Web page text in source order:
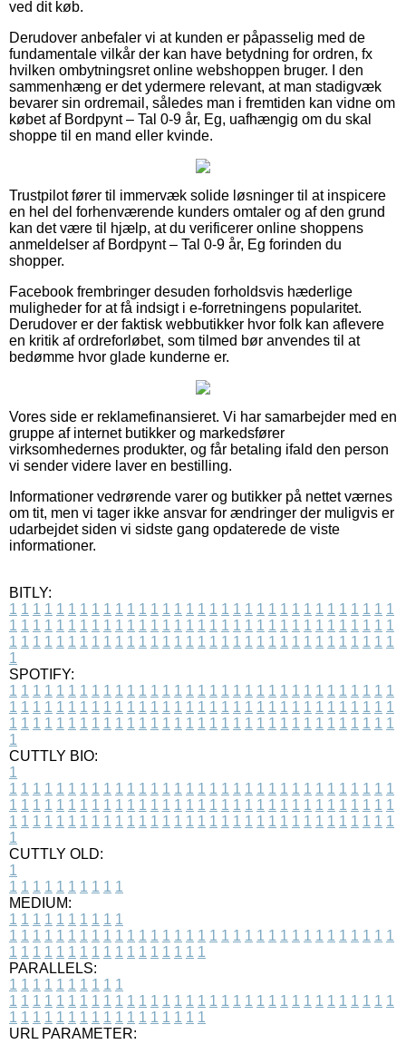
ved dit køb.
Derudover anbefaler vi at kunden er påpasselig med de
fundamentale vilkår der kan have betydning for ordren, fx
hvilken ombytningsret online webshoppen bruger. I den
sammenhæng er det ydermere relevant, at man stadigvæk
bevarer sin ordremail, således man i fremtiden kan vidne om
købet af Bordpynt – Tal 0-9 år, Eg, uafhængig om du skal
shoppe til en mand eller kvinde.
Trustpilot fører til immervæk solide løsninger til at inspicere
en hel del forhenværende kunders omtaler og af den grund
kan det være til hjælp, at du verificerer online shoppens
anmeldelser af Bordpynt – Tal 0-9 år, Eg forinden du
shopper.
Facebook frembringer desuden forholdsvis hæderlige
muligheder for at få indsigt i e-forretningens popularitet.
Derudover er der faktisk webbutikker hvor folk kan aflevere
en kritik af ordreforløbet, som tilmed bør anvendes til at
bedømme hvor glade kunderne er.
Vores side er reklamefinansieret. Vi har samarbejder med en
gruppe af internet butikker og markedsfører
virksomhedernes produkter, og får betaling ifald den person
vi sender videre laver en bestilling.
Informationer vedrørende varer og butikker på nettet værnes
om tit, men vi tager ikke ansvar for ændringer der muligvis er
udarbejdet siden vi sidste gang opdaterede de viste
informationer.
BITLY:
1 1 1 1 1 1 1 1 1 1 1 1 1 1 1 1 1 1 1 1 1 1 1 1 1 1 1 1 1 1 1 1 1
1 1 1 1 1 1 1 1 1 1 1 1 1 1 1 1 1 1 1 1 1 1 1 1 1 1 1 1 1 1 1 1 1
1 1 1 1 1 1 1 1 1 1 1 1 1 1 1 1 1 1 1 1 1 1 1 1 1 1 1 1 1 1 1 1 1
1
SPOTIFY:
1 1 1 1 1 1 1 1 1 1 1 1 1 1 1 1 1 1 1 1 1 1 1 1 1 1 1 1 1 1 1 1 1
1 1 1 1 1 1 1 1 1 1 1 1 1 1 1 1 1 1 1 1 1 1 1 1 1 1 1 1 1 1 1 1 1
1 1 1 1 1 1 1 1 1 1 1 1 1 1 1 1 1 1 1 1 1 1 1 1 1 1 1 1 1 1 1 1 1
1
CUTTLY BIO:
1
1 1 1 1 1 1 1 1 1 1 1 1 1 1 1 1 1 1 1 1 1 1 1 1 1 1 1 1 1 1 1 1 1
1 1 1 1 1 1 1 1 1 1 1 1 1 1 1 1 1 1 1 1 1 1 1 1 1 1 1 1 1 1 1 1 1
1 1 1 1 1 1 1 1 1 1 1 1 1 1 1 1 1 1 1 1 1 1 1 1 1 1 1 1 1 1 1 1 1
1
CUTTLY OLD:
1
1 1 1 1 1 1 1 1 1 1
MEDIUM:
1 1 1 1 1 1 1 1 1 1
1 1 1 1 1 1 1 1 1 1 1 1 1 1 1 1 1 1 1 1 1 1 1 1 1 1 1 1 1 1 1 1 1
1 1 1 1 1 1 1 1 1 1 1 1 1 1 1 1 1
PARALLELS:
1 1 1 1 1 1 1 1 1 1
1 1 1 1 1 1 1 1 1 1 1 1 1 1 1 1 1 1 1 1 1 1 1 1 1 1 1 1 1 1 1 1 1
1 1 1 1 1 1 1 1 1 1 1 1 1 1 1 1 1
URL PARAMETER: